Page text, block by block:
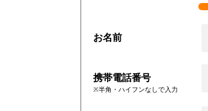
お名前
携帯電話番号
※半角・ハイフンなしで入力